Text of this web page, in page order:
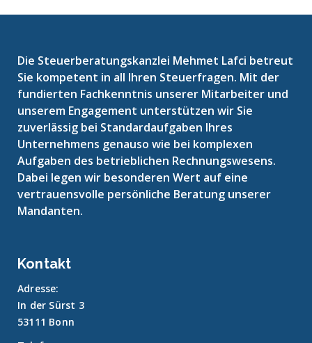
Die Steuerberatungskanzlei Mehmet Lafci betreut
Sie kompetent in all Ihren Steuerfragen. Mit der
fundierten Fachkenntnis unserer Mitarbeiter und
unserem Engagement unterstützen wir Sie
zuverlässig bei Standardaufgaben Ihres
Unternehmens genauso wie bei komplexen
Aufgaben des betrieblichen Rechnungswesens.
Dabei legen wir besonderen Wert auf eine
vertrauensvolle persönliche Beratung unserer
Mandanten.
Kontakt
Adresse:
In der Sürst 3
53111 Bonn